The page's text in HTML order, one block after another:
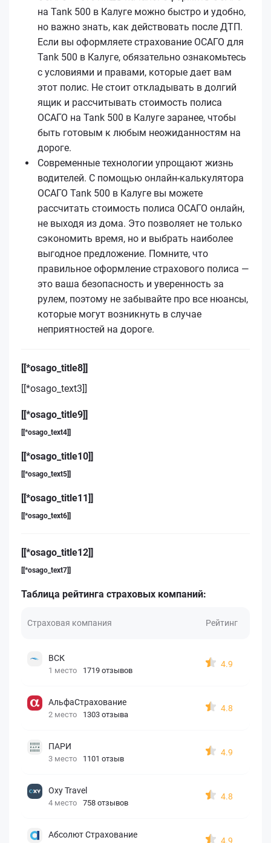
на Tank 500 в Калуге можно быстро и удобно,
но важно знать, как действовать после ДТП.
Если вы оформляете страхование ОСАГО для
Tank 500 в Калуге, обязательно ознакомьтесь
с условиями и правами, которые дает вам
этот полис. Не стоит откладывать в долгий
ящик и рассчитывать стоимость полиса
ОСАГО на Tank 500 в Калуге заранее, чтобы
быть готовым к любым неожиданностям на
дороге.
Современные технологии упрощают жизнь
водителей. С помощью онлайн-калькулятора
ОСАГО Tank 500 в Калуге вы можете
рассчитать стоимость полиса ОСАГО онлайн,
не выходя из дома. Это позволяет не только
сэкономить время, но и выбрать наиболее
выгодное предложение. Помните, что
правильное оформление страхового полиса —
это ваша безопасность и уверенность за
рулем, поэтому не забывайте про все нюансы,
которые могут возникнуть в случае
неприятностей на дороге.
[[*osago_title8]]
[[*osago_text3]]
[[*osago_title9]]
[[*osago_text4]]
[[*osago_title10]]
[[*osago_text5]]
[[*osago_title11]]
[[*osago_text6]]
[[*osago_title12]]
[[*osago_text7]]
Таблица рейтинга страховых компаний:
Страховая компания Рейтинг
ВСК
1 место 1719 отзывов
4.9
АльфаСтрахование
2 место 1303 отзыва
4.8
ПАРИ
3 место 1101 отзыв
4.9
Oxy Travel
4 место 758 отзывов
4.8
Абсолют Страхование
4.9